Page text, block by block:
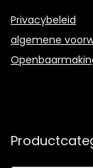
Privacybeleid
algemene